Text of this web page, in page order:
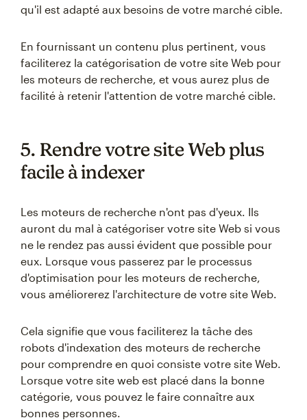
qu'il est adapté aux besoins de votre marché cible.
En fournissant un contenu plus pertinent, vous
faciliterez la catégorisation de votre site Web pour
les moteurs de recherche, et vous aurez plus de
facilité à retenir l'attention de votre marché cible.
5. Rendre votre site Web plus
facile à indexer
Les moteurs de recherche n'ont pas d'yeux. Ils
auront du mal à catégoriser votre site Web si vous
ne le rendez pas aussi évident que possible pour
eux. Lorsque vous passerez par le processus
d'optimisation pour les moteurs de recherche,
vous améliorerez l'architecture de votre site Web.
Cela signifie que vous faciliterez la tâche des
robots d'indexation des moteurs de recherche
pour comprendre en quoi consiste votre site Web.
Lorsque votre site web est placé dans la bonne
catégorie, vous pouvez le faire connaître aux
bonnes personnes.